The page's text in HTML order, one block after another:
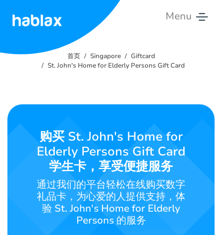
Menu
务
首页 Singapore
Giftcard
St. John's Home for Elderly Persons Gift Card
购买 St. John's Home for
Elderly Persons Gift Card
学生卡，享受便捷服务
通过我们的平台轻松在线购买数字
礼品卡，为心爱的人提供支持，体
验 St. John's Home for Elderly
Persons 的服务